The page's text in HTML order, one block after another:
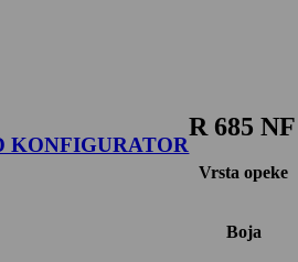
KONFIGURATOR
R 685 NF
Vrsta opeke
Boja